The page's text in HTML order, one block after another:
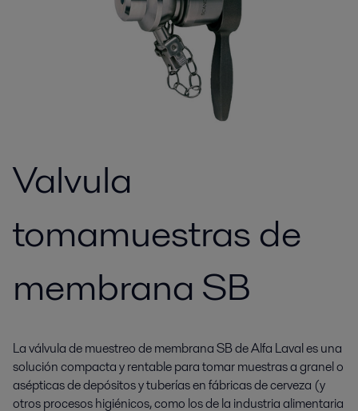
Valvula
tomamuestras de
membrana SB
La válvula de muestreo de membrana SB de Alfa Laval es una
solución compacta y rentable para tomar muestras a granel o
asépticas de depósitos y tuberías en fábricas de cerveza (y
otros procesos higiénicos, como los de la industria alimentaria